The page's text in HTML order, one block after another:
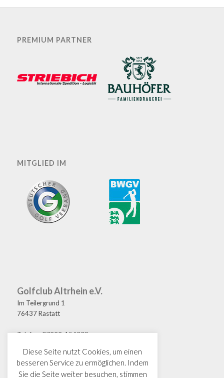
PREMIUM PARTNER
MITGLIED IM
Golfclub Altrhein e.V.
Im Teilergrund 1
76437 Rastatt
Telefon: 07222-154209
E-Mail: golf@gcaltrhein.de
Diese Seite nutzt Cookies, um einen
besseren Service zu ermöglichen. Indem
Sie die Seite weiter besuchen, stimmen